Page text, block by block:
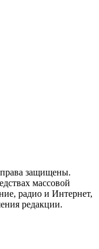
защищены.
массовой
радио и Интернет,
редакции.